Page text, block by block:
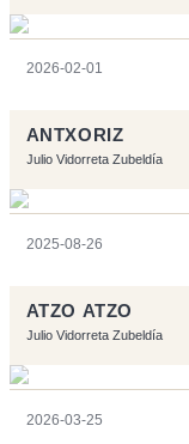
2026-02-01
ANTXORIZ
Julio Vidorreta Zubeldía
2025-08-26
ATZO ATZO
Julio Vidorreta Zubeldía
2026-03-25